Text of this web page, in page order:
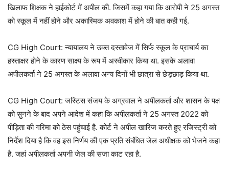
खिलाफ शिक्षक ने हाईकोर्ट में अपील की. जिसमें कहा गया कि आरोपी ने 25 अगस्त
को स्कूल में नहीं होने और अकास्मिक अवकाश में होने की बात कही गई.
CG High Court: न्यायालय ने उक्त दस्तावेज में सिर्फ स्कूल के प्राचार्य का
हस्ताक्षर होने के कारण साक्ष्य के रूप में अस्वीकार किया था. इसके अलावा
अपीलकर्ता ने 25 अगस्त के अलावा अन्य दिनों भी छात्रा से छेड़छाड़ किया था.
CG High Court: जस्टिस संजय के अग्रवाल ने अपीलकर्ता और शासन के पक्ष
को सुनने के बाद अपने आदेश में कहा कि अपीलकर्ता ने 25 अगस्त 2022 को
पीड़िता की गरिमा को ठेस पहुंचाई है. कोर्ट ने अपील खारिज करते हुए रजिस्ट्री को
निर्देश दिया है कि वह इस निर्णय की एक प्रति संबंधित जेल अधीक्षक को भेजने कहा
है. जहां अपीलकर्ता अपनी जेल की सजा काट रहा है.